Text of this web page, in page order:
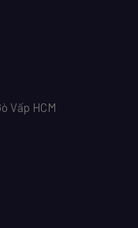
Vấp HCM